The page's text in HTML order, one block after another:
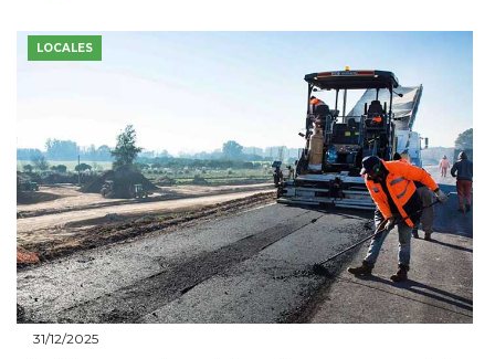
LOCALES
31/12/2025